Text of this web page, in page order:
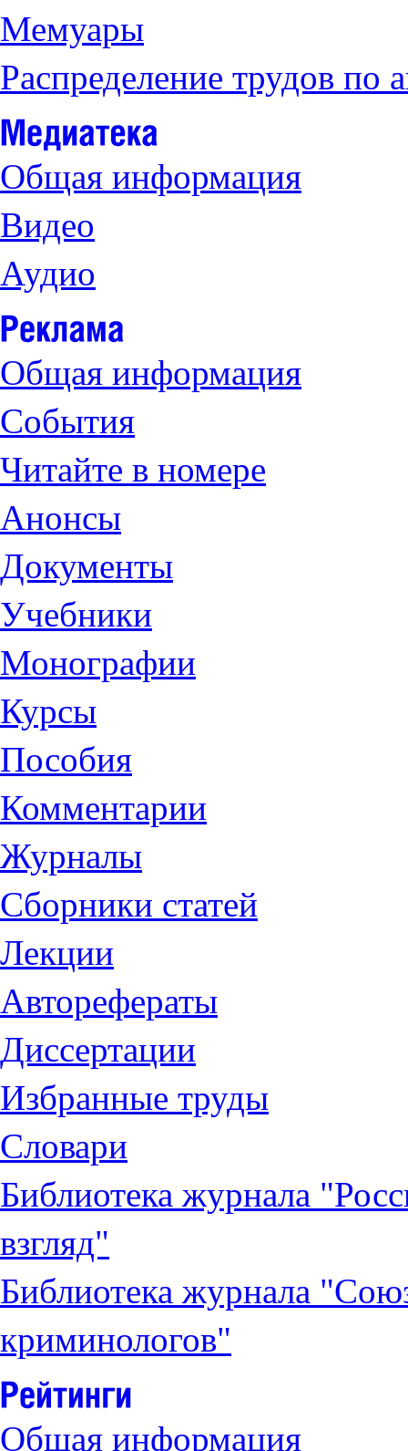
Мемуары
Распределение трудов по
Общая информация
Видео
Аудио
Общая информация
События
Читайте в номере
Анонсы
Документы
Учебники
Монографии
Курсы
Пособия
Комментарии
Журналы
Сборники статей
Лекции
Авторефераты
Диссертации
Избранные труды
Словари
Библиотека журнала
взгляд"
Библиотека журнала
криминологов"
Общая информация